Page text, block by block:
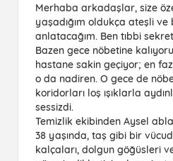
Merhaba arkadaşlar, size
yaşadığım oldukça ateşli
anlatacağım. Ben tıbbi
Bazen gece nöbetine
hastane sakin geçiyor; en
o da nadiren. O gece de
koridorları loş ışıklarla
sessizdi.
Temizlik ekibinden Aysel
38 yaşında, taş gibi bir
kalçaları, dolgun göğüsleri